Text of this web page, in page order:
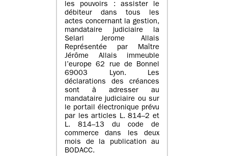
les pouvoirs : assister le
débiteur dans tous les
actes concernant la gestion,
mandataire judiciaire la
Selarl Jerome Allais
Représentée par Maître
Jérôme Allais immeuble
l’europe 62 rue de Bonnel
69003 Lyon. Les
déclarations des créances
sont à adresser au
mandataire judiciaire ou sur
le portail électronique prévu
par les articles L. 814–2 et
L. 814–13 du code de
commerce dans les deux
mois de la publication au
BODACC.